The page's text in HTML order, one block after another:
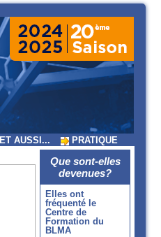
ET AUSSI... PRATIQUE
Que sont-elles
devenues?
Elles ont
fréquenté le
Centre de
Formation du
BLMA